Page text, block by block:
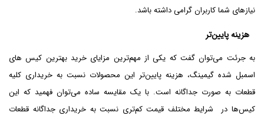
نیازهای شما کاربران گرامی داشته باشد.
هزینه پایین‌تر
به جرئت می‌توان گفت که یکی از مهم‌ترین مزایای خرید بهترین کیس های
اسمبل شده گیمینگ،‌ هزینه پایین‌تر این محصولات نسبت به خریداری کلیه
قطعات به صورت جداگانه است. با یک مقایسه ساده می‌توان فهمید که این
کیس‌ها در شرایط مختلف قیمت کم‌تری نسبت به خریداری جداگانه قطعات